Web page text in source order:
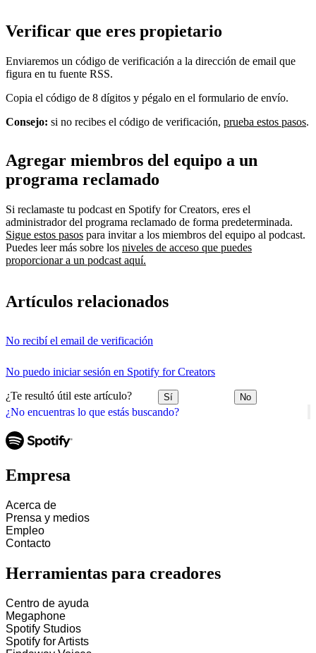
¿No encuentras lo que estás buscando?
Verificar que eres propietario
Enviaremos un código de verificación a la dirección de email que
figura en tu fuente RSS.
Copia el código de 8 dígitos y pégalo en el formulario de envío.
Consejo: si no recibes el código de verificación, prueba estos pasos.
Agregar miembros del equipo a un
programa reclamado
Si reclamaste tu podcast en Spotify for Creators, eres el
administrador del programa reclamado de forma predeterminada.
Sigue estos pasos para invitar a los miembros del equipo al podcast.
Puedes leer más sobre los niveles de acceso que puedes
proporcionar a un podcast aquí.
Artículos relacionados
No recibí el email de verificación
No puedo iniciar sesión en Spotify for Creators
¿Te resultó útil este artículo? Sí No
Empresa
Acerca de
Prensa y medios
Empleo
Contacto
Herramientas para creadores
Centro de ayuda
Megaphone
Spotify Studios
Spotify for Artists